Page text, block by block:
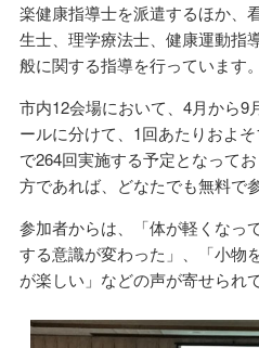
楽健康指導士を派遣するほか、
生士、理学療法士、健康運動指
般に関する指導を行っています。
市内12会場において、4月から9
ールに分けて、1回あたりおよ
で264回実施する予定となって
方であれば、どなたでも無料で
参加者からは、「体が軽くなっ
する意識が変わった」、「小物
が楽しい」などの声が寄せられ